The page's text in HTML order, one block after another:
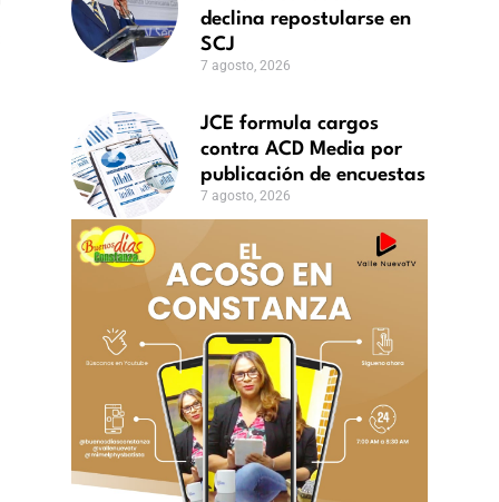
declina repostularse en
SCJ
7 agosto, 2026
JCE formula cargos
contra ACD Media por
publicación de encuestas
7 agosto, 2026